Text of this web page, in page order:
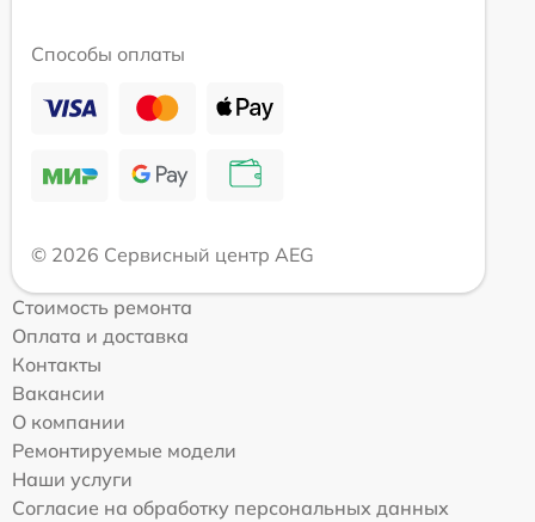
Способы оплаты
© 2026 Сервисный центр AEG
Стоимость ремонта
Оплата и доставка
Контакты
Вакансии
О компании
Ремонтируемые модели
Наши услуги
Согласие на обработку персональных данных